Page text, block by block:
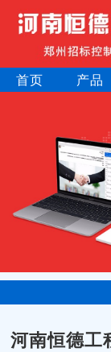
首页 产品
河南恒德工